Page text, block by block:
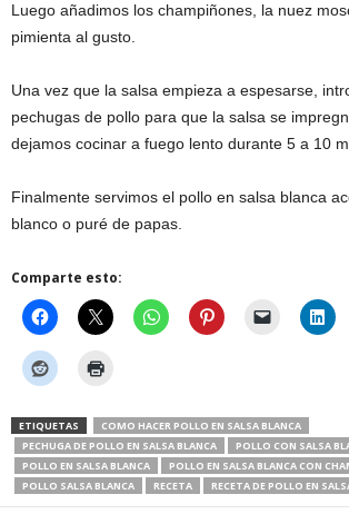
Luego añadimos los champiñones, la nuez
pimienta al gusto.
Una vez que la salsa empieza a espesarse,
pechugas de pollo para que la salsa se
dejamos cocinar a fuego lento durante 5 a 10
Finalmente servimos el pollo en salsa blanca
blanco o puré de papas.
Comparte esto:
ETIQUETAS
COMO HACER POLLO EN SALSA BLANCA
PECHUGA DE POLLO EN SALSA BLANCA
POLLO CON SALSA
POLLO EN SALSA BLANCA
POLLO EN SALSA BLANCA CON
POLLO SALSA BLANCA
RECETA RECETA DE POLLO EN